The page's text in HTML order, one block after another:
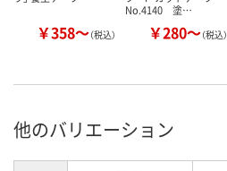
￥358～（税込）
No.4140 塗…
￥280～（税込）
他のバリエーション